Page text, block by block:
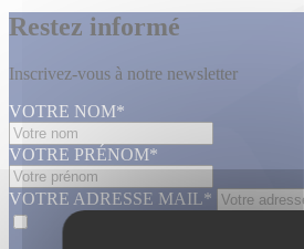
Restez informé
Inscrivez-vous à notre newsletter
VOTRE NOM*
VOTRE PRÉNOM*
VOTRE ADRESSE MAIL*